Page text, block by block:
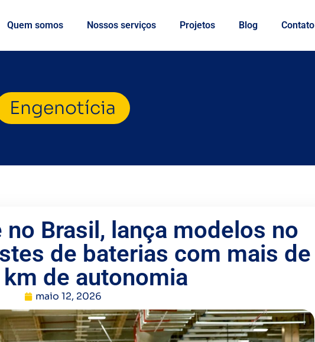
Quem somos Nossos serviços Projetos Blog Contato
Engenotícia
no Brasil, lança modelos no
de baterias com mais de
de autonomia
maio 12, 2026